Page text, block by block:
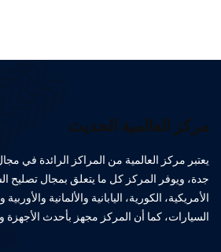
مركز العالمية الحديث
يعتبر مركز العالمية من المراكز الرائدة في
جدة، ويوفر المركز كل ما يتعلق بمجال تصليح
الأمريكية، الكورية، اليابانية والألمانية
السيارات، كما أن المركز مجهز بأحدث الأجهزة